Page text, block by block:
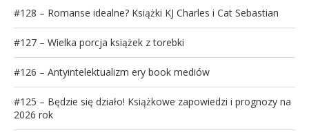
#128 – Romanse idealne? Książki KJ Charles i Cat Sebastian
#127 – Wielka porcja książek z torebki
#126 – Antyintelektualizm ery book mediów
#125 – Będzie się działo! Książkowe zapowiedzi i prognozy na
2026 rok